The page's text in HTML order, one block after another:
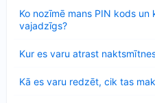
Ko nozīmē mans PIN kods un
vajadzīgs?
Kur es varu atrast
Kā es varu redzēt, cik tas